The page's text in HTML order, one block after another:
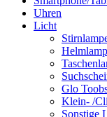
Uhren
Licht
Glo
Klein- /
Sonstige